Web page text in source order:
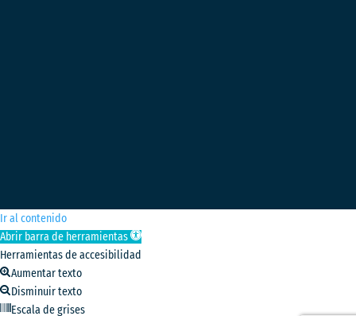
Ir al contenido
Abrir barra de herramientas
Herramientas de accesibilidad
Aumentar texto
Disminuir texto
Escala de grises